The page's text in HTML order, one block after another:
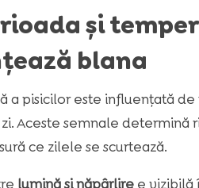
și
blana
a pisicilor este influențată
Aceste semnale determină
ce zilele se scurtează.
lumină și năpârliree vizibilă